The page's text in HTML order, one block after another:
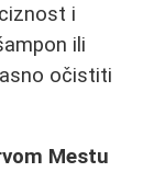
i
ili
očistiti
Mestu